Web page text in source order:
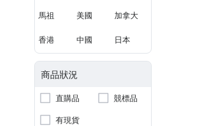
馬祖 美國 加拿大
香港 中國 日本
商品狀況
直購品
競標品
有現貨